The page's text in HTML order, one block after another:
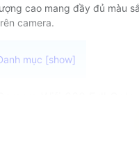
cao mang đầy đủ màu
camera.
các bạn có nhu cầu
không dây và xoay